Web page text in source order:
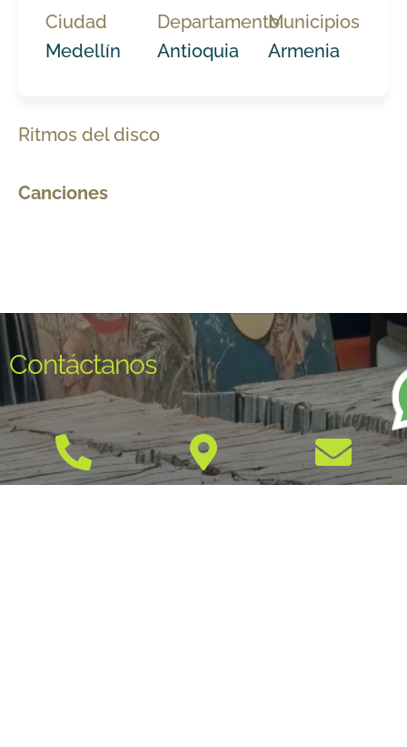
Ciudad
Medellín
Departamento
Antioquia
Municipios
Armenia
Ritmos del disco
Canciones
Contáctanos